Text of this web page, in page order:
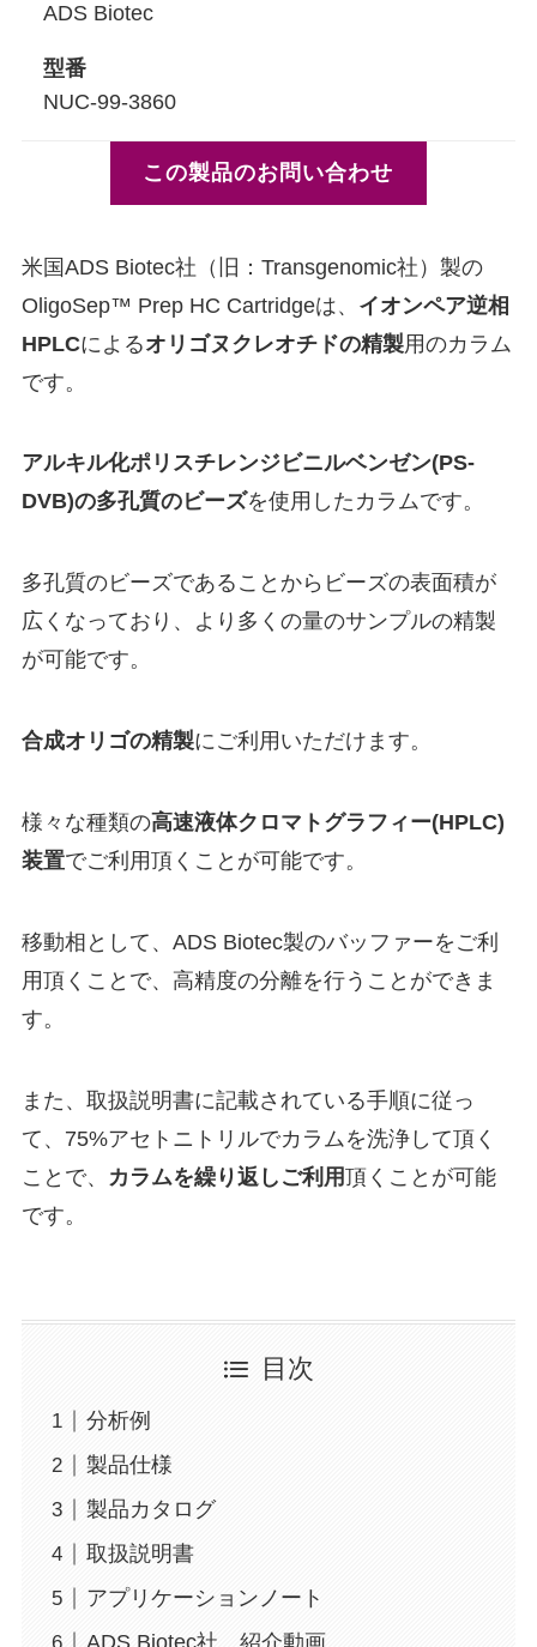
ADS Biotec
型番
NUC-99-3860
この製品のお問い合わせ
米国ADS Biotec社（旧：Transgenomic社）製の
OligoSep™ Prep HC Cartridgeは、 イオンペア逆相
HPLCによるオリゴヌクレオチドの精製用のカラム
です。
アルキル化ポリスチレンジビニルベンゼン(PS-
DVB)の多孔質のビーズを使用したカラムです。
多孔質のビーズであることからビーズの表面積が
広くなっており、より多くの量のサンプルの精製
が可能です。
合成オリゴの精製にご利用いただけます。
様々な種類の高速液体クロマトグラフィー(HPLC)
装置でご利用頂くことが可能です。
移動相として、ADS Biotec製のバッファーをご利
用頂くことで、高精度の分離を行うことができま
す。
また、取扱説明書に記載されている手順に従っ
て、75%アセトニトリルでカラムを洗浄して頂く
ことで、
カラムを繰り返しご利用頂くことが可能
です。
目次
分析例
製品仕様
製品カタログ
取扱説明書
アプリケーションノート